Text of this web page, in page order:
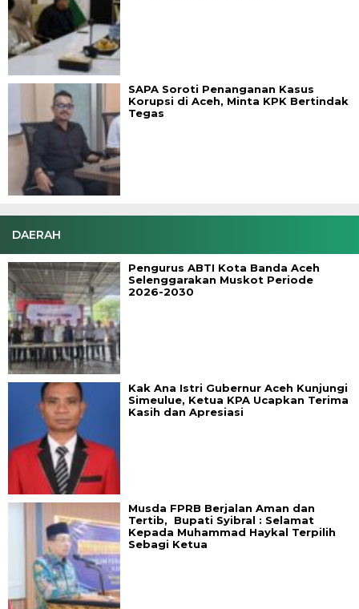
SAPA Soroti Penanganan Kasus
Korupsi di Aceh, Minta KPK Bertindak
Tegas
DAERAH
Pengurus ABTI Kota Banda Aceh
Selenggarakan Muskot Periode
2026-2030
Kak Ana Istri Gubernur Aceh Kunjungi
Simeulue, Ketua KPA Ucapkan Terima
Kasih dan Apresiasi
Musda FPRB Berjalan Aman dan
Tertib, Bupati Syibral : Selamat
Kepada Muhammad Haykal Terpilih
Sebagi Ketua